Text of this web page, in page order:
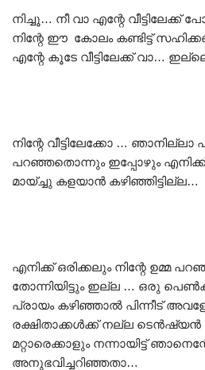
നിച്ചൂ… നീ വാ എന്റേ വീട്ടിലേക്ക്
നിന്റേ ഈ കോലം കണ്ടിട്ട്
എന്റേ കൂടേ വീട്ടിലേക്ക് വാ…
നിന്റേ വീട്ടിലേക്കോ … ഞാനില്ലാ
പറഞ്ഞതൊന്നും ഇപ്പോഴും എനിക്ക്
മായ്ച്ചു കളയാൻ കഴിഞ്ഞിട്ടില്ല…
എനിക്ക് ഒരിക്കലും നിന്റേ ഉമ്മ
തോന്നിയിട്ടും ഇല്ല … ഒരു
പ്രായം കഴിഞ്ഞാൽ പിന്നീട്
രക്ഷിതാക്കൾക്ക് നല്ല
മറ്റാരെക്കാളും നന്നായിട്ട്
അനുഭവിച്ചറിഞ്ഞതാ…